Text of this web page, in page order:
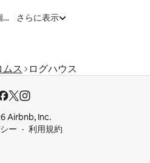
泊まれるバス・トイレ付き個室
さらに表示
ムス ログハウス
Airbnb, Inc.
ー
利用規約